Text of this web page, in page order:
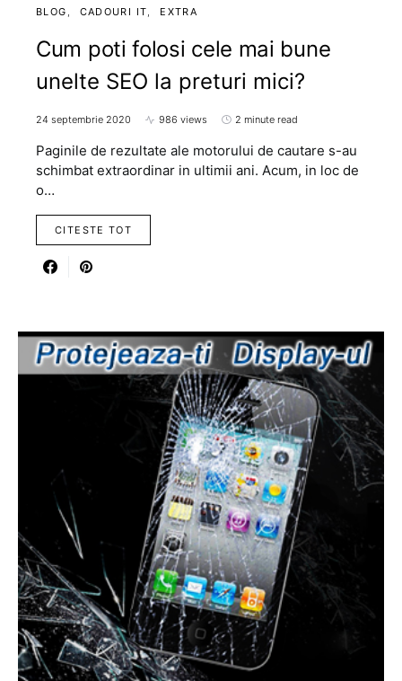
BLOG CADOURI IT EXTRA
Cum poti folosi cele mai bune
unelte SEO la preturi mici?
24 septembrie 2020 986 views 2 minute read
Paginile de rezultate ale motorului de cautare s-au
schimbat extraordinar in ultimii ani. Acum, in loc de
o…
CITESTE TOT